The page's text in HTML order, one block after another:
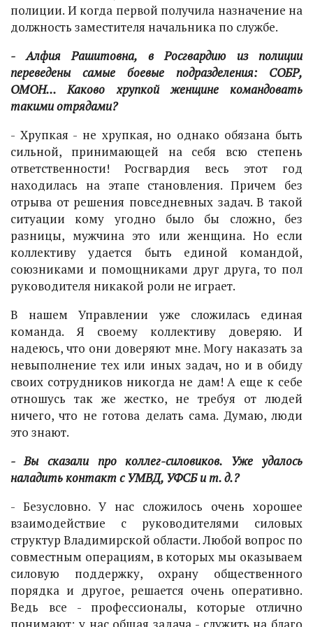
полиции. И когда первой получила назначение на
должность заместителя начальника по службе.
- Алфия Рашитовна, в Росгвардию из полиции
переведены самые боевые подразделения: СОБР,
ОМОН... Каково хрупкой женщине командовать
такими отрядами?
- Хрупкая - не хрупкая, но однако обязана быть
сильной, принимающей на себя всю степень
ответственности! Росгвардия весь этот год
находилась на этапе становления. Причем без
отрыва от решения повседневных задач. В такой
ситуации кому угодно было бы сложно, без
разницы, мужчина это или женщина. Но если
коллективу удается быть единой командой,
союзниками и помощниками друг друга, то пол
руководителя никакой роли не играет.
В нашем Управлении уже сложилась единая
команда. Я своему коллективу доверяю. И
надеюсь, что они доверяют мне. Могу наказать за
невыполнение тех или иных задач, но и в обиду
своих сотрудников никогда не дам! А еще к себе
отношусь так же жестко, не требуя от людей
ничего, что не готова делать сама. Думаю, люди
это знают.
- Вы сказали про коллег-силовиков. Уже удалось
наладить контакт с УМВД, УФСБ и т. д.?
- Безусловно. У нас сложилось очень хорошее
взаимодействие с руководителями силовых
структур Владимирской области. Любой вопрос по
совместным операциям, в которых мы оказываем
силовую поддержку, охрану общественного
порядка и другое, решается очень оперативно.
Ведь все - профессионалы, которые отлично
понимают: у нас общая задача - служить на благо